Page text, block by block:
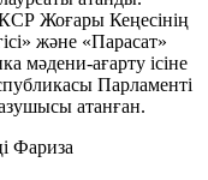
Жоғары Кеңесінің
және «Парасат»
мәдени-ағарту ісіне
Парламенті
атанған.
Фариза